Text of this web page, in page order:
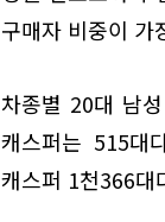
구매자 비중이 가
차종별 20대 남
캐스퍼는 515대
캐스퍼 1천366대